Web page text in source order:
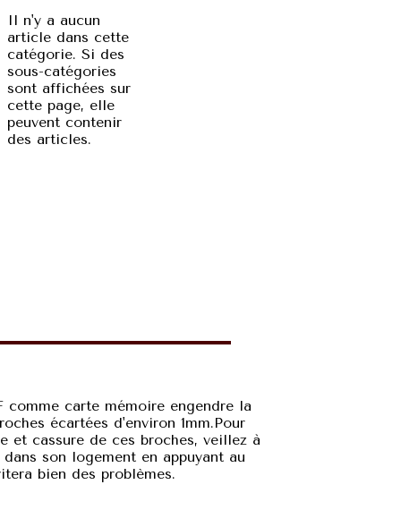
Il n'y a aucun
article dans cette
catégorie. Si des
sous-catégories
sont affichées sur
cette page, elle
peuvent contenir
des articles.
carte mémoire engendre la
écartées d'environ 1mm.Pour
et cassure de ces broches, veillez à
son logement en appuyant au
bien des problèmes.